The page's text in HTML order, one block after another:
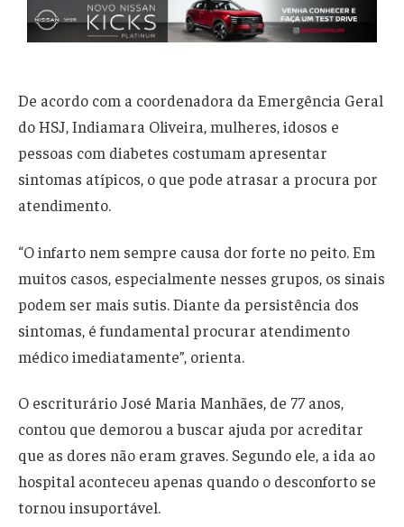
De acordo com a coordenadora da Emergência Geral
do HSJ, Indiamara Oliveira, mulheres, idosos e
pessoas com diabetes costumam apresentar
sintomas atípicos, o que pode atrasar a procura por
atendimento.
“O infarto nem sempre causa dor forte no peito. Em
muitos casos, especialmente nesses grupos, os sinais
podem ser mais sutis. Diante da persistência dos
sintomas, é fundamental procurar atendimento
médico imediatamente”, orienta.
O escriturário José Maria Manhães, de 77 anos,
contou que demorou a buscar ajuda por acreditar
que as dores não eram graves. Segundo ele, a ida ao
hospital aconteceu apenas quando o desconforto se
tornou insuportável.